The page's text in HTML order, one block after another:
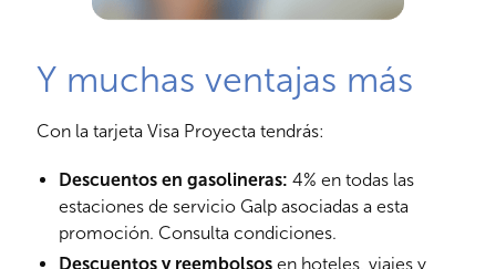
Y muchas ventajas más
Con la tarjeta Visa Proyecta tendrás:
Descuentos en gasolineras: 4% en todas las
estaciones de servicio Galp asociadas a esta
promoción. Consulta condiciones.
Descuentos y reembolsos en hoteles, viajes y